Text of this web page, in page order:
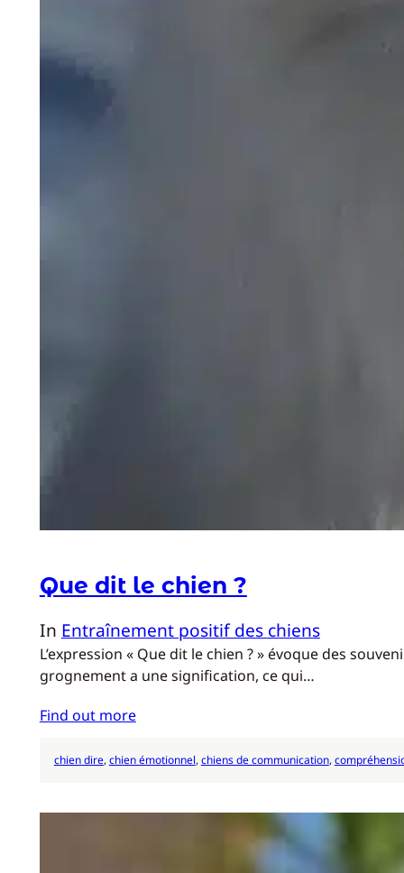
Que dit le chien ?
In Entraînement positif des chiens
L’expression « Que dit le chien ? » évoque des
grognement a une signification, ce qui…
Find out more
chien dire, chien émotionnel, chiens de communication,